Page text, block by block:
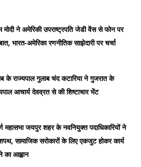
मोदी ने अमेरिकी उपराष्ट्रपति जेडी वेंस से फोन पर
भारत-अमेरिका रणनीतिक साझेदारी पर चर्चा
के राज्यपाल गुलाब चंद कटारिया ने गुजरात के
आचार्य देवव्रत से की शिष्टाचार भेंट
महासभा जयपुर शहर के नवनियुक्त पदाधिकारियों ने
सामाजिक सरोकारों के लिए एकजुट होकर कार्य
का आह्वान